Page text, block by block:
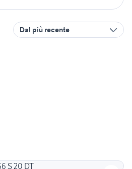
Dal più recente